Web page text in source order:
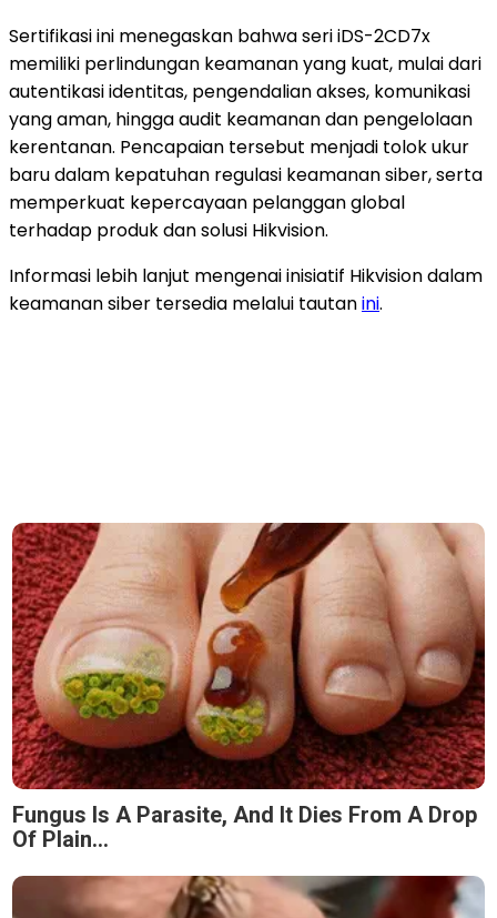
Sertifikasi ini menegaskan bahwa seri iDS-2CD7x
memiliki perlindungan keamanan yang kuat, mulai dari
autentikasi identitas, pengendalian akses, komunikasi
yang aman, hingga audit keamanan dan pengelolaan
kerentanan. Pencapaian tersebut menjadi tolok ukur
baru dalam kepatuhan regulasi keamanan siber, serta
memperkuat kepercayaan pelanggan global
terhadap produk dan solusi Hikvision.
Informasi lebih lanjut mengenai inisiatif Hikvision dalam
keamanan siber tersedia melalui tautanini.
Fungus Is A Parasite, And It Dies From A Drop
Of Plain...